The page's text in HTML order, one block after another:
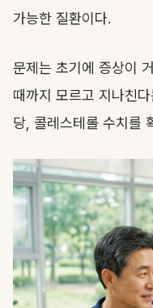
가능한 질환이다.
문제는 초기에 증상이
때까지 모르고 지나친
당, 콜레스테롤 수치를